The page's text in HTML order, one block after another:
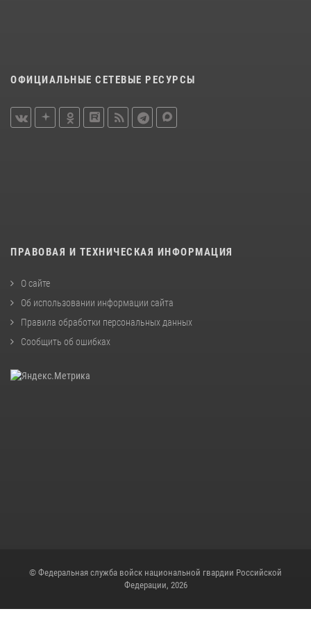
ОФИЦИАЛЬНЫЕ СЕТЕВЫЕ РЕСУРСЫ
ПРАВОВАЯ И ТЕХНИЧЕСКАЯ ИНФОРМАЦИЯ
О сайте
Об использовании информации сайта
Правила обработки персональных данных
Сообщить об ошибках
© Федеральная служба войск национальной гвардии Российской
Федерации, 2026